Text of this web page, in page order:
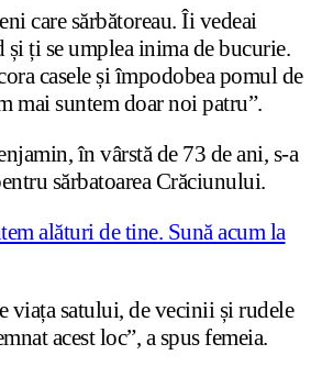
care sărbătoreau. Îi vedeai
și ți se umplea inima de bucurie.
casele și împodobea pomul de
suntem doar noi patru”.
în vârstă de 73 de ani, s-a
sărbatoarea Crăciunului.
viața satului, de vecinii și rudele
acest loc”, a spus femeia.